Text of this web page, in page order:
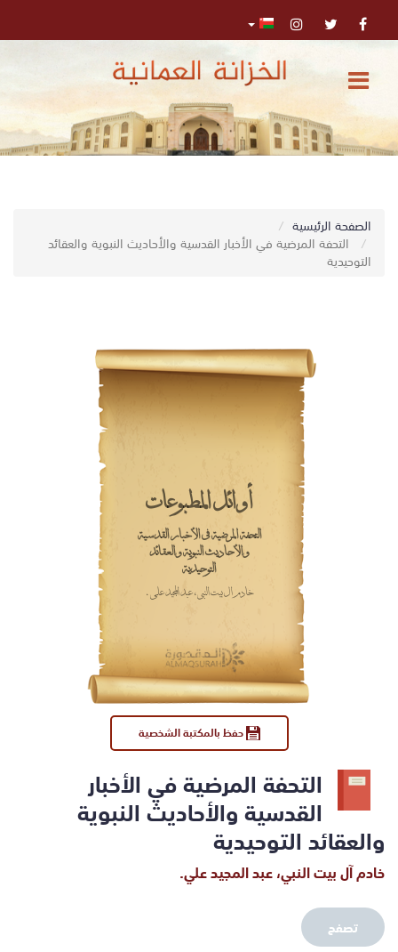
المركز
الإعلامي
تسجيل
الدخول
الصفحة الرئيسية
التحفة المرضية في الأخبار القدسية والأحاديث النبوية والعقائد
التوحيدية
حفظ بالمكتبة الشخصية
أوائل المطبوعات
التحفة المرضية في الأخبار القدسية
والأحاديث النبوية والعقائد
التوحيدية
خادم آل بيت النبي، عبد المجيد علي.
التحفة المرضية في الأخبار
القدسية والأحاديث النبوية
والعقائد التوحيدية
خادم آل بيت النبي، عبد المجيد علي.
تصفح